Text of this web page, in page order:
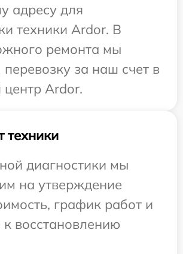
адресу для
техники Ardor. В
ремонта мы
за наш счет в
Ardor.
техники
диагностики мы
на утверждение
график работ и
восстановлению